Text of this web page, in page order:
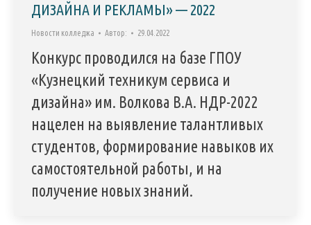
ДИЗАЙНА И РЕКЛАМЫ» — 2022
Новости колледжа Автор: 29.04.2022
Конкурс проводился на базе ГПОУ
«Кузнецкий техникум сервиса и
дизайна» им. Волкова В.А. НДР-2022
нацелен на выявление талантливых
студентов, формирование навыков их
самостоятельной работы, и на
получение новых знаний.